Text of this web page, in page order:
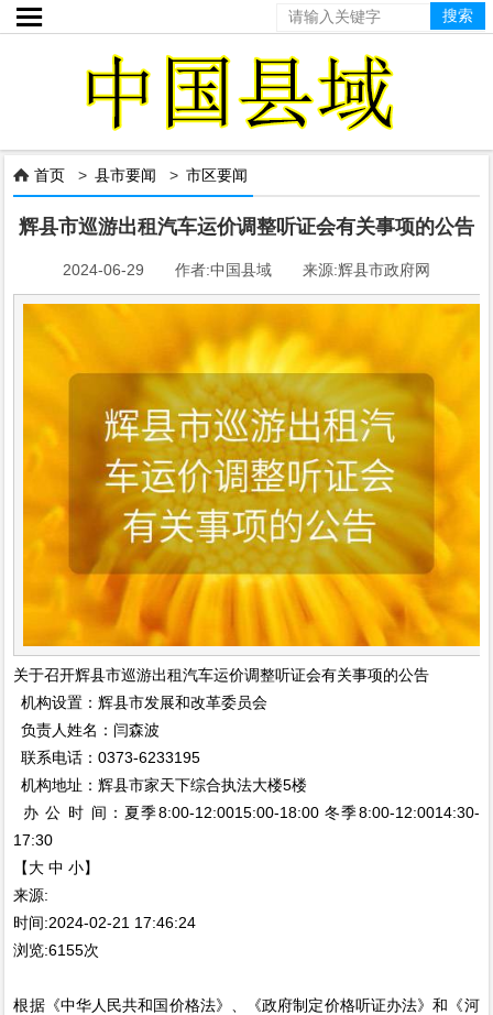

 首页 >县市要闻 >市区要闻
辉县市巡游出租汽车运价调整听证会有关事项的公告
2024-06-29 作者:中国县域 来源:辉县市政府网
关于召开辉县市巡游出租汽车运价调整听证会有关事项的公告
机构设置：辉县市发展和改革委员会
负责人姓名：闫森波
联系电话：0373-6233195
机构地址：辉县市家天下综合执法大楼5楼
办 公 时 间：夏季8:00-12:0015:00-18:00 冬季8:00-12:0014:30-
17:30
【大 中 小】
来源:
时间:2024-02-21 17:46:24
浏览:6155次
根据《中华人民共和国价格法》、《政府制定价格听证办法》和《河